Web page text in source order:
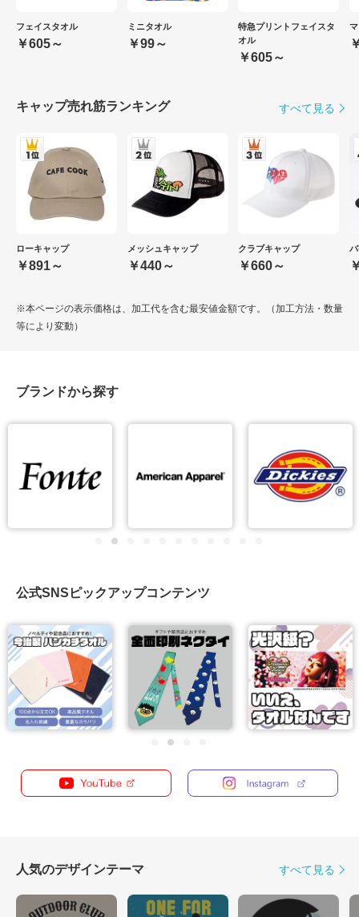
フェイスタオル
￥605～
ミニタオル
￥99～
特急プリントフェイスタ
オル
￥605～
キャップ売れ筋ランキング すべて見る
ローキャップ
￥891～
メッシュキャップ
￥440～
クラブキャップ
￥660～
※本ページの表示価格は、加工代を含む最安値金額です。（加工方法・数量
等により変動）
ブランドから探す
公式SNSピックアップコンテンツ
人気のデザインテーマ すべて見る